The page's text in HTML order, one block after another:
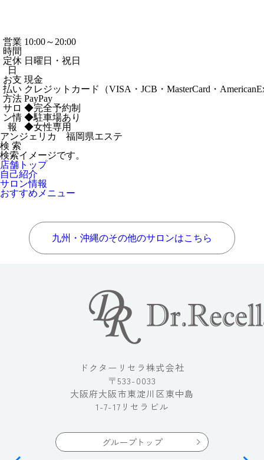
営業
時間
10:00～20:00
定休
日
日曜日・祝日
お支
払い
方法
現金
クレジットカード（VISA・JCB・MasterCard・
PayPay
サロ
ン情
報
◆完全予約制
◆駐車場あり
◆女性専用
アンジェリカ 福岡県エステ
検 索
検索イメージです。
店舗トップ
自己紹介
サロン情報
おすすめメニュー
九州・沖縄のその他のサロンはこちら
ドクターリセラ株式会社
〒533-0033
大阪府大阪市東淀川区東中島
1-7-17リセラビル
グループトップ